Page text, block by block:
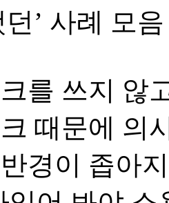
’ 사례 모음
를 쓰지 않
때문에 의
경이 좁아